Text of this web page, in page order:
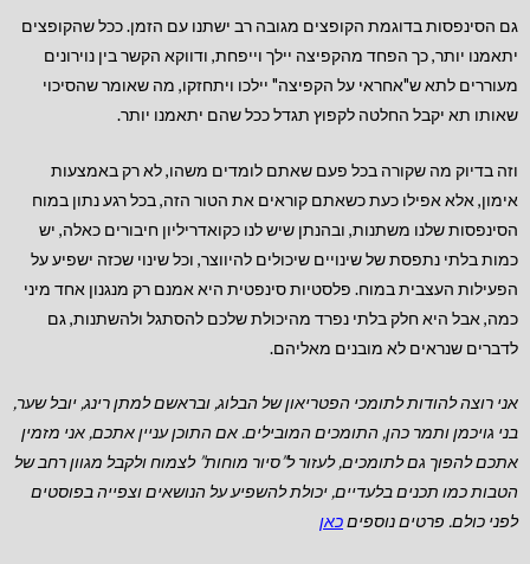
גם הסינפסות בדוגמת הקופצים מגובה רב ישתנו עם הזמן. ככל שהקופצים
יתאמנו יותר, כך הפחד מהקפיצה יילך וייפחת, ודווקא הקשר בין נוירונים
מעוררים לתא ש"אחראי על הקפיצה" יילכו ויתחזקו, מה שאומר שהסיכוי
שאותו תא יקבל החלטה לקפוץ תגדל ככל שהם יתאמנו יותר.
וזה בדיוק מה שקורה בכל פעם שאתם לומדים משהו, לא רק באמצעות
אימון, אלא אפילו כעת כשאתם קוראים את הטור הזה, בכל רגע נתון במוח
הסינפסות שלנו משתנות, ובהנתן שיש לנו כקואדריליון חיבורים כאלה, יש
כמות בלתי נתפסת של שינויים שיכולים להיווצר, וכל שינוי שכזה ישפיע על
הפעילות העצבית במוח. פלסטיות סינפטית היא אמנם רק מנגנון אחד מיני
כמה, אבל היא חלק בלתי נפרד מהיכולת שלכם להסתגל ולהשתנות, גם
לדברים שנראים לא מובנים מאליהם.
אני רוצה להודות לתומכי הפטריאון של הבלוג, ובראשם למתן רינג, יובל שער,
בני גויכמן ותמר כהן, התומכים המובילים.אם התוכן עניין אתכם, אני מזמין
אתכם להפוך גם לתומכים, לעזור ל”סיור מוחות” לצמוח ולקבל מגוון רחב של
הטבות כמו תכנים בלעדיים, יכולת להשפיע על הנושאים וצפייה בפוסטים
לפני כולם. פרטים נוספיםכאן